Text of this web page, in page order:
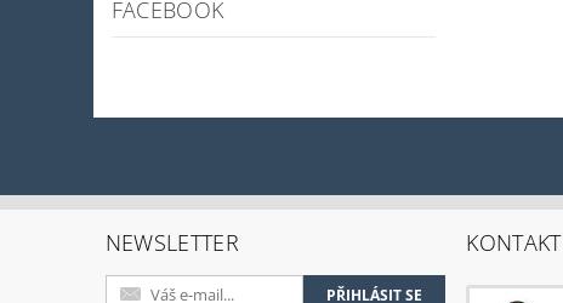
FACEBOOK
NEWSLETTER KONTAKT